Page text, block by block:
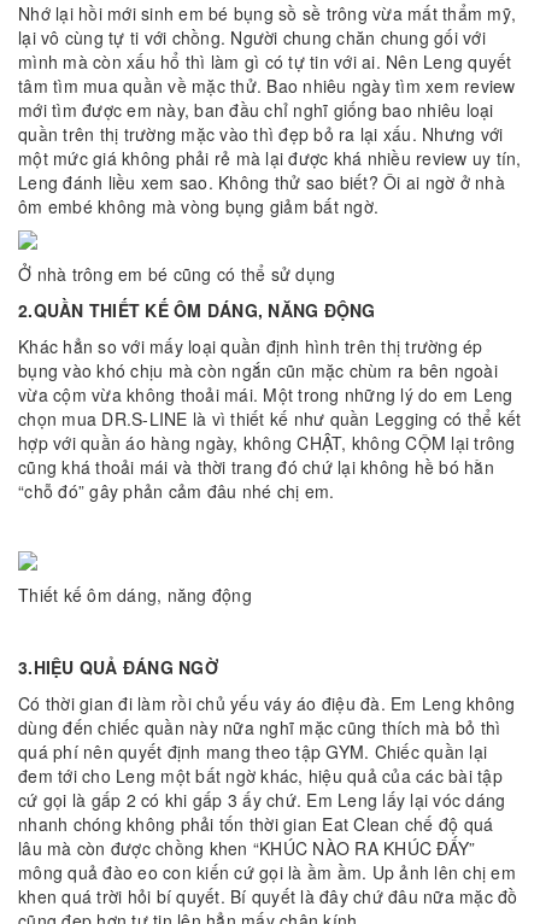
Nhớ lại hồi mới sinh em bé bụng sồ sề trông vừa mất thẩm mỹ,
lại vô cùng tự ti với chồng. Người chung chăn chung gối với
mình mà còn xấu hổ thì làm gì có tự tin với ai. Nên Leng quyết
tâm tìm mua quần về mặc thử. Bao nhiêu ngày tìm xem review
mới tìm được em này, ban đầu chỉ nghĩ giống bao nhiêu loại
quần trên thị trường mặc vào thì đẹp bỏ ra lại xấu. Nhưng với
một mức giá không phải rẻ mà lại được khá nhiều review uy tín,
Leng đánh liều xem sao. Không thử sao biết? Ôi ai ngờ ở nhà
ôm embé không mà vòng bụng giảm bất ngờ.
Ở nhà trông em bé cũng có thể sử dụng
2.QUẦN THIẾT KẾ ÔM DÁNG, NĂNG ĐỘNG
Khác hẳn so với mấy loại quần định hình trên thị trường ép
bụng vào khó chịu mà còn ngắn cũn mặc chùm ra bên ngoài
vừa cộm vừa không thoải mái. Một trong những lý do em Leng
chọn mua DR.S-LINE là vì thiết kế như quần Legging có thể kết
hợp với quần áo hàng ngày, không CHẬT, không CỘM lại trông
cũng khá thoải mái và thời trang đó chứ lại không hề bó hằn
“chỗ đó” gây phản cảm đâu nhé chị em.
Thiết kế ôm dáng, năng động
3.HIỆU QUẢ ĐÁNG NGỜ
Có thời gian đi làm rồi chủ yếu váy áo điệu đà. Em Leng không
dùng đến chiếc quần này nữa nghĩ mặc cũng thích mà bỏ thì
quá phí nên quyết định mang theo tập GYM. Chiếc quần lại
đem tới cho Leng một bất ngờ khác, hiệu quả của các bài tập
cứ gọi là gấp 2 có khi gấp 3 ấy chứ. Em Leng lấy lại vóc dáng
nhanh chóng không phải tốn thời gian Eat Clean chế độ quá
lâu mà còn được chồng khen “KHÚC NÀO RA KHÚC ĐẤY”
mông quả đào eo con kiến cứ gọi là ầm ầm. Up ảnh lên chị em
khen quá trời hỏi bí quyết. Bí quyết là đây chứ đâu nữa mặc đồ